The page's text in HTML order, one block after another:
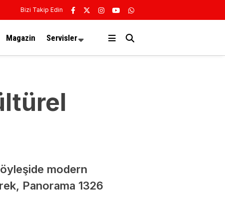
Bizi Takip Edin
Magazin Servisler
modern
Panorama 1326